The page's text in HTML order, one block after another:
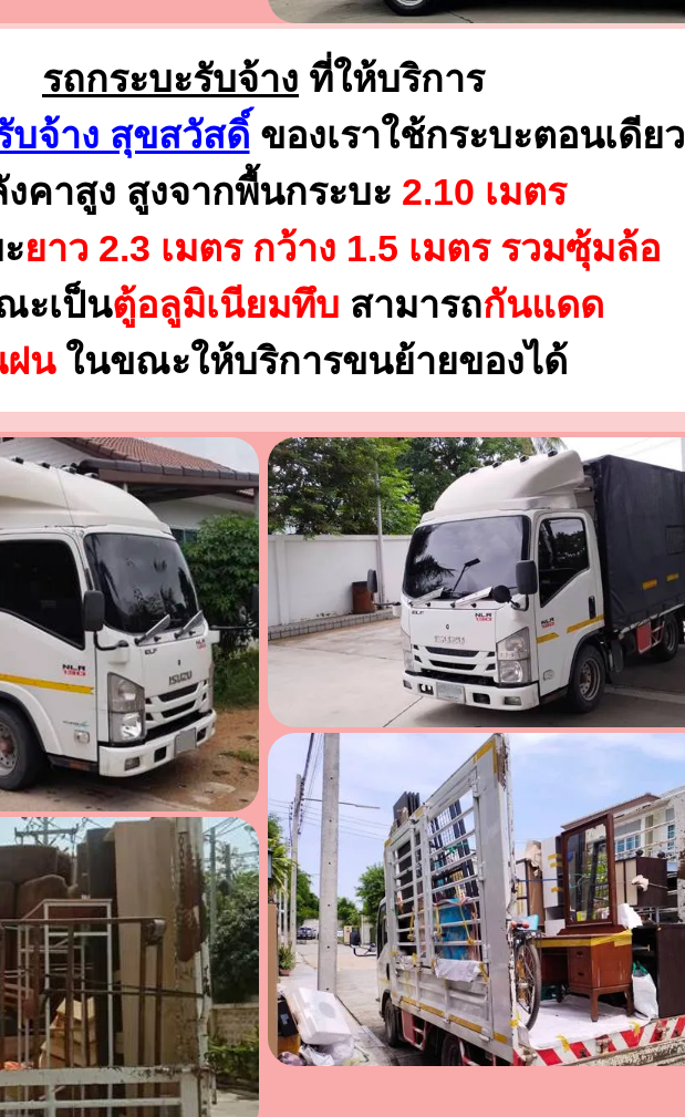
รถกระบะรับจ้าง ที่ให้บริการ
บจ้าง สุขสวัสดิ์ ของเราใช้กระบะตอนเดียว
คาสูง สูงจากพื้นกระบะ 2.10 เมตร
ยาว 2.3 เมตร กว้าง 1.5 เมตร รวมซุ้มล้อ
ะเป็นตู้อลูมิเนียมทึบ สามารถกันแดด
นในขณะให้บริการขนย้ายของได้